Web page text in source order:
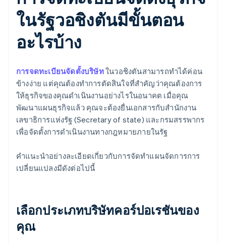
ในรัฐวอชิงตันมีขั้นตอน
อะไรบ้าง
การจดทะเบียนจัดตั้งบริษัทในวอชิงตันสามารถทำได้ค่อน
ข้างง่าย แต่คุณต้องทำการตัดสินใจที่สำคัญว่าคุณต้องการ
ให้ธุรกิจของคุณดำเนินงานอย่างไรในอนาคต เมื่อคุณ
พัฒนาแผนธุรกิจแล้ว คุณจะต้องยื่นเอกสารกับสำนักงาน
เลขาธิการแห่งรัฐ (Secretary of state) และกรมสรรพากร
เพื่อจัดตั้งการดำเนินงานทางกฎหมายภายในรัฐ
คำแนะนำอย่างละเอียดเกี่ยวกับการจัดทำแผนจัดการการ
เปลี่ยนแปลงมีดังต่อไปนี้
เลือกประเภทบริษัทคอร์ปอเรชันของ
คุณ